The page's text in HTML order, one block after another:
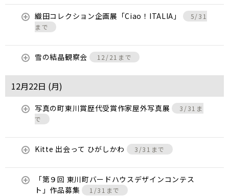
織田コレクション企画展「Ciao！ITALIA」
5/31
まで
雪の結晶観察会 12/21まで
12月22日 (月)
写真の町東川賞歴代受賞作家屋外写真展
3/31ま
で
Kitte 出会って ひがしかわ 3/31まで
「第９回 東川町バードハウスデザインコンテス
ト」作品募集
1/31まで